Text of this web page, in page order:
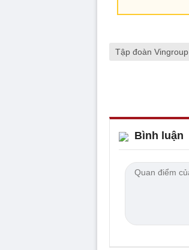
Tập đoàn Vingroup
Bình luận